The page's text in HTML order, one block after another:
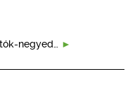
negyed…